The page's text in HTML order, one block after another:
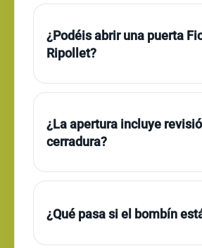
¿Podéis abrir una puerta
Ripollet?
¿La apertura incluye
cerradura?
¿Qué pasa si el bombín